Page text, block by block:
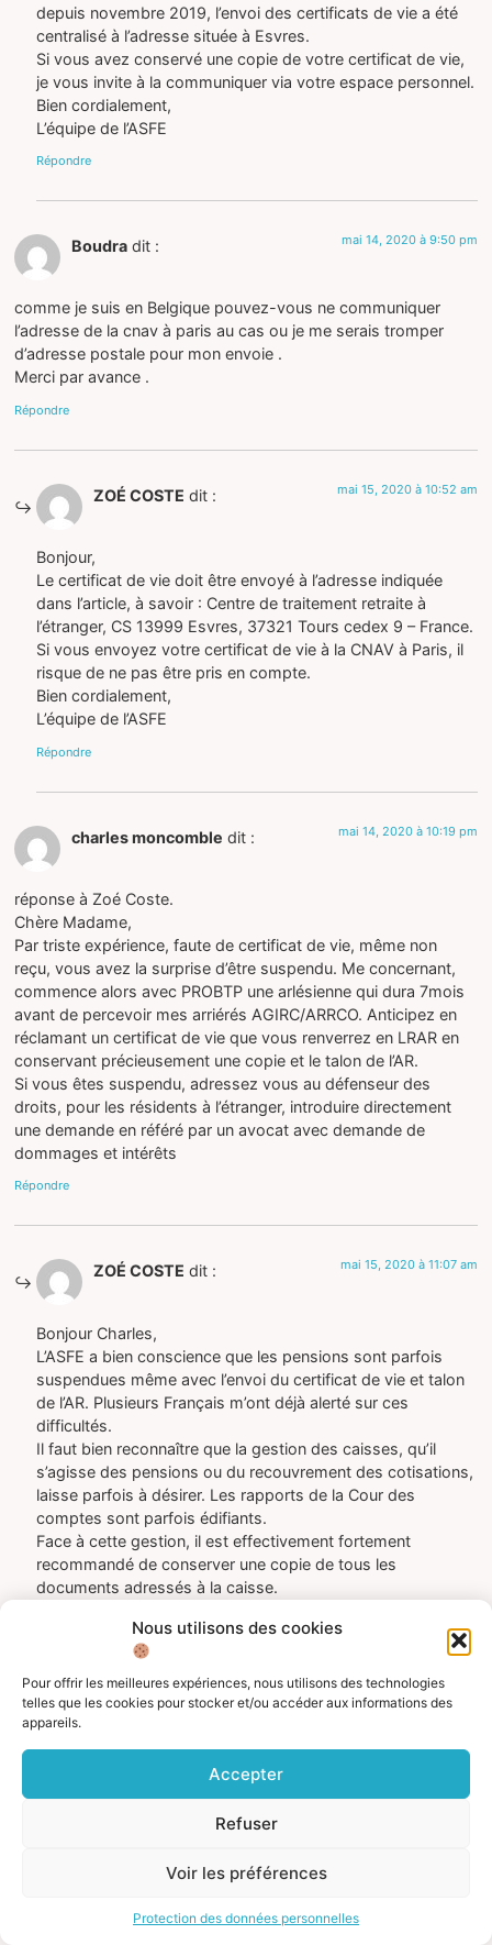
Nous utilisons des cookies
Pour offrir les meilleures expériences, nous utilisons des technologies
telles que les cookies pour stocker et/ou accéder aux informations des
appareils.
Accepter
Refuser
Voir les préférences
Protection des données personnelles
depuis novembre 2019, l’envoi des certificats de vie a été
centralisé à l’adresse située à Esvres.
Si vous avez conservé une copie de votre certificat de vie,
je vous invite à la communiquer via votre espace personnel.
Bien cordialement,
L’équipe de l’ASFE
Répondre
Boudra dit : mai 14, 2020 à 9:50 pm
comme je suis en Belgique pouvez-vous ne communiquer
l’adresse de la cnav à paris au cas ou je me serais tromper
d’adresse postale pour mon envoie .
Merci par avance .
Répondre
ZOÉ COSTE dit : mai 15, 2020 à 10:52 am
Bonjour,
Le certificat de vie doit être envoyé à l’adresse indiquée
dans l’article, à savoir : Centre de traitement retraite à
l’étranger, CS 13999 Esvres, 37321 Tours cedex 9 – France.
Si vous envoyez votre certificat de vie à la CNAV à Paris, il
risque de ne pas être pris en compte.
Bien cordialement,
L’équipe de l’ASFE
Répondre
charles moncomble dit : mai 14, 2020 à 10:19 pm
réponse à Zoé Coste.
Chère Madame,
Par triste expérience, faute de certificat de vie, même non
reçu, vous avez la surprise d’être suspendu. Me concernant,
commence alors avec PROBTP une arlésienne qui dura 7mois
avant de percevoir mes arriérés AGIRC/ARRCO. Anticipez en
réclamant un certificat de vie que vous renverrez en LRAR en
conservant précieusement une copie et le talon de l’AR.
Si vous êtes suspendu, adressez vous au défenseur des
droits, pour les résidents à l’étranger, introduire directement
une demande en référé par un avocat avec demande de
dommages et intérêts
Répondre
ZOÉ COSTE dit : mai 15, 2020 à 11:07 am
Bonjour Charles,
L’ASFE a bien conscience que les pensions sont parfois
suspendues même avec l’envoi du certificat de vie et talon
de l’AR. Plusieurs Français m’ont déjà alerté sur ces
difficultés.
Il faut bien reconnaître que la gestion des caisses, qu’il
s’agisse des pensions ou du recouvrement des cotisations,
laisse parfois à désirer. Les rapports de la Cour des
comptes sont parfois édifiants.
Face à cette gestion, il est effectivement fortement
recommandé de conserver une copie de tous les
documents adressés à la caisse.
à vous suspendre votre pension malgré l’envoi du certificat
Bien cordialement,
L’équipe de l’ASFE
Répondre
j’ai envoyé en recommandé depuis les États Unis….la poste en